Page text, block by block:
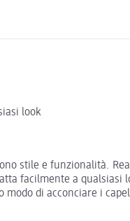
look
stile e funzionalità.
facilmente a
modo di acconciare i